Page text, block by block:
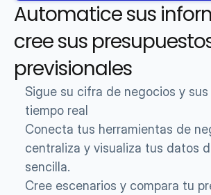
Automatice sus
cree sus
previsionales
Sigue su cifra de negocios y
tiempo real
Conecta tus herramientas de
centraliza y visualiza tus datos
sencilla.
Cree escenarios y compara tu